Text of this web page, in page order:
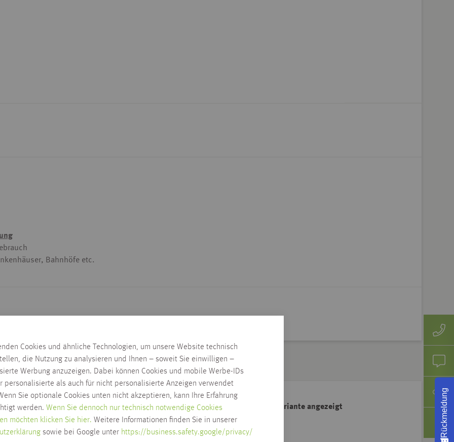
Cookies und ähnliche Technologien, um unsere Website technisch
die Nutzung zu analysieren und Ihnen – soweit Sie einwilligen –
Werbung anzuzeigen. Dabei können Cookies und mobile Werbe-IDs
personalisierte als auch für nicht personalisierte Anzeigen verwendet
Sie optionale Cookies unten nicht akzeptieren, kann Ihre Erfahrung
werden. Wenn Sie dennoch nur technisch notwendige Cookies
möchten klicken Sie hier. Weitere Informationen finden Sie in unserer
sowie bei Google unter https://business.safety.google/privacy/
Bahnhöfe etc.
Lieferzeit wird nach Auswahl der Artikelvariante angezeigt
Zum Ändern der Lieferadresse bitte Adresse klicken Rückmeldung